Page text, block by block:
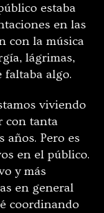
estaba
en las
con la música
lágrimas,
faltaba algo.
viviendo
con tanta
años. Pero es
en el público.
y más
en general
coordinando